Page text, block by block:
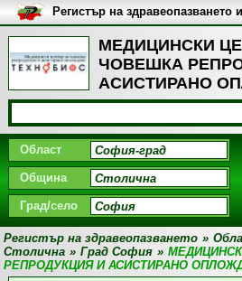
МЕДИЦИНСКИ
ЧОВЕШКА
АСИСТИРАНО
ТЕХНОБИОС,
Лечебни методи
Регистър на здравеопазването и
медицинските заведения в
България
Област
Община
Град/село
Регистър на здравеопазването »
Столична » Град София »
РЕПРОДУКЦИЯ И АСИСТИРАНО